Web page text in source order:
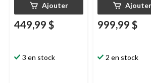
Ajouter
449,99 $
3 en stock
Ajouter
999,99 $
2 en stock